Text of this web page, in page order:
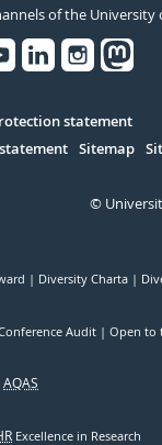
of the University
statement
Sitemap
©
Diversity Charta
Audit Open to
AQAS
Excellence in Research